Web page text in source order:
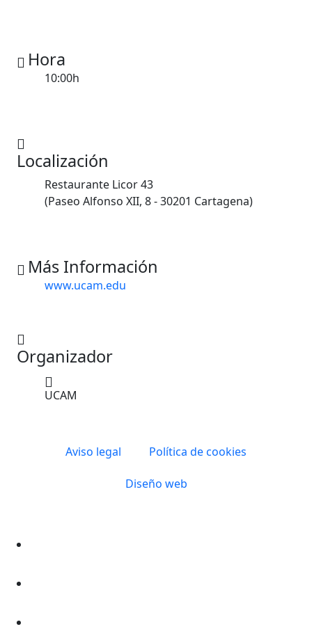
Hora
10:00h
Localización
Restaurante Licor 43
(Paseo Alfonso XII, 8 - 30201 Cartagena)
Más Información
www.ucam.edu
Organizador
UCAM
Aviso legal Política de cookies
Diseño web